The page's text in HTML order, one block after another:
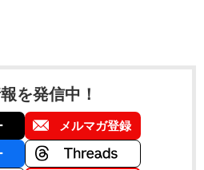
を発信中！
メルマガ登録